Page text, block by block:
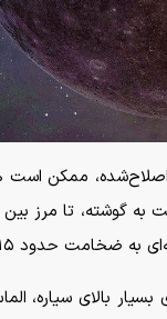
ممکن
گوشته، تا مرز
کیلومتر را تشکیل می‌دهد.